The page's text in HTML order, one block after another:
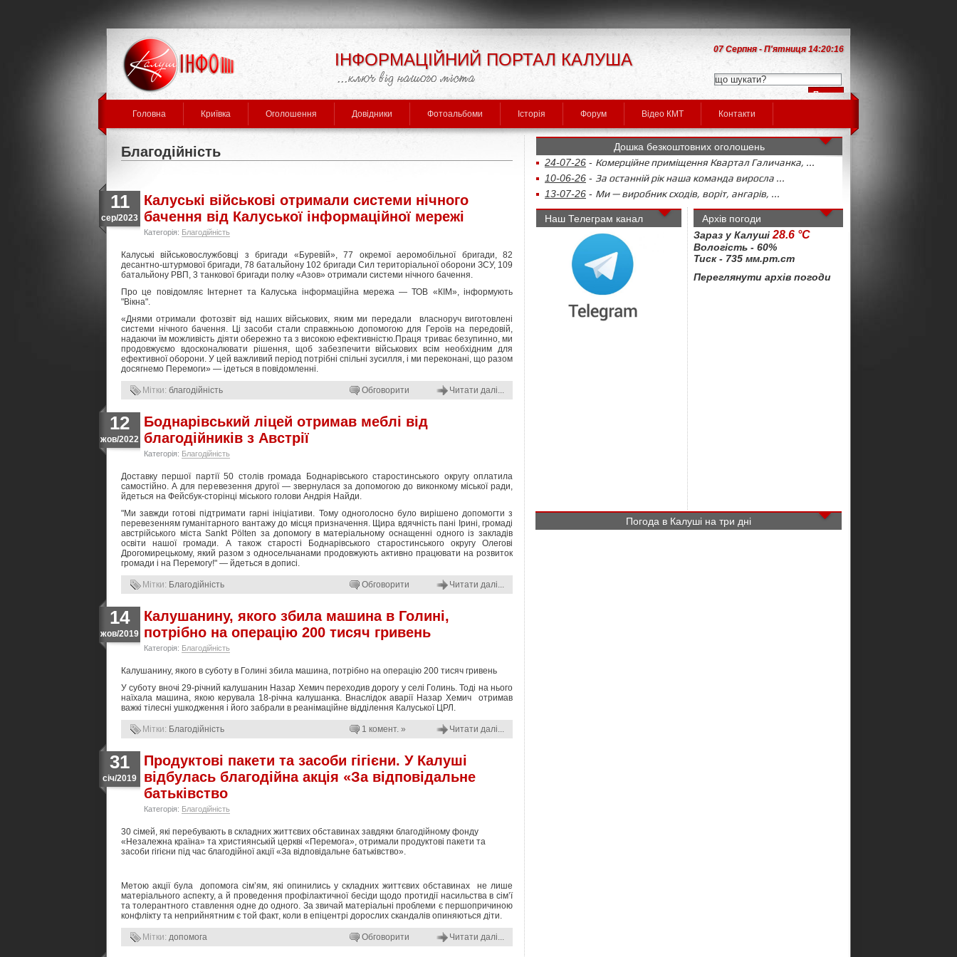
ІНФОРМАЦІЙНИЙ ПОРТАЛ КАЛУША
07 Серпня - П'ятниця 14:20:16
Головна Криївка Оголошення Довідники Фотоальбоми Історія Форум Відео КМТ Контакти
Благодійність
11
сер/2023
Калуські військові отримали системи нічного
бачення від Калуської інформаційної мережі
Категорія: Благодійність
Калуські військовослужбовці з бригади «Буревій», 77 окремої аеромобільної бригади, 82
десантно-штурмової бригади, 78 батальйону 102 бригади Сил територіальної оборони ЗСУ, 109
батальйону РВП, 3 танкової бригади полку «Азов» отримали системи нічного бачення.
Про це повідомляє Інтернет та Калуська інформаційна мережа — ТОВ «КІМ», інформують
"Вікна".
«Днями отримали фотозвіт від наших військових, яким ми передали власноруч виготовлені
системи нічного бачення. Ці засоби стали справжньою допомогою для Героїв на передовій,
надаючи їм можливість діяти обережно та з високою ефективністю.Праця триває безупинно, ми
продовжуємо вдосконалювати рішення, щоб забезпечити військових всім необхідним для
ефективної оборони. У цей важливий період потрібні спільні зусилля, і ми переконані, що разом
досягнемо Перемоги» — ідеться в повідомленні.
Мітки: благодійність Обговорити Читати далі...
12
жов/2022
Боднарівський ліцей отримав меблі від
благодійників з Австрії
Категорія: Благодійність
Доставку першої партії 50 столів громада Боднарівського старостинського округу оплатила
самостійно. А для перевезення другої — звернулася за допомогою до виконкому міської ради,
йдеться на Фейсбук-сторінці міського голови Андрія Найди.
"Ми завжди готові підтримати гарні ініціативи. Тому одноголосно було вирішено допомогти з
перевезенням гуманітарного вантажу до місця призначення. Щира вдячність пані Ірині, громаді
австрійського міста Sankt Pölten за допомогу в матеріальному оснащенні одного із закладів
освіти нашої громади. А також старості Боднарівського старостинського округу Олегові
Дрогомирецькому, який разом з односельчанами продовжують активно працювати на розвиток
громади і на Перемогу!" — йдеться в дописі.
Мітки: Благодійність Обговорити Читати далі...
14
жов/2019
Калушанину, якого збила машина в Голині,
потрібно на операцію 200 тисяч гривень
Категорія: Благодійність
Калушанину, якого в суботу в Голині збила машина, потрібно на операцію 200 тисяч гривень
У суботу вночі 29-річний калушанин Назар Хемич переходив дорогу у селі Голинь. Тоді на нього
наїхала машина, якою керувала 18-річна калушанка. Внаслідок аварії Назар Хемич отримав
важкі тілесні ушкодження і його забрали в реанімаційне відділення Калуської ЦРЛ.
Мітки: Благодійність 1 комент. » Читати далі...
31
січ/2019
Продуктові пакети та засоби гігієни. У Калуші
відбулась благодійна акція «За відповідальне
батьківство
Категорія: Благодійність
30 сімей, які перебувають в складних життєвих обставинах завдяки благодійному фонду
«Незалежна країна» та християнській церкві «Перемога», отримали продуктові пакети та
засоби гігієни під час благодійної акції «За відповідальне батьківство».
Метою акції була допомога сім’ям, які опинились у складних життєвих обставинах не лише
матеріального аспекту, а й проведення профілактичної бесіди щодо протидії насильства в сім’ї
та толерантного ставлення одне до одного. За звичай матеріальні проблеми є першопричиною
конфлікту та неприйнятним є той факт, коли в епіцентрі дорослих скандалів опиняються діти.
Мітки: допомога Обговорити Читати далі...
Дошка безкоштовних оголошень
24-07-26 - Комерційне приміщення Квартал Галичанка, ...
10-06-26 - За останній рік наша команда виросла ...
13-07-26 - Ми — виробник сходів, воріт, ангарів, ...
Наш Телеграм канал
Архів погоди
Зараз у Калуші 28.6 °C
Вологість - 60%
Тиск - 735 мм.рт.ст
Переглянути архів погоди
Погода в Калуші на три дні